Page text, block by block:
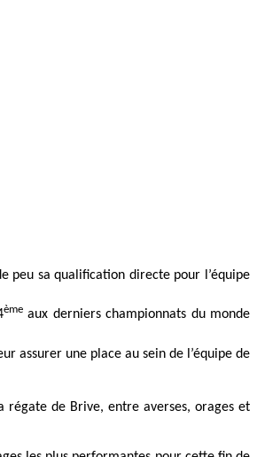
peu sa qualification directe pour l’équipe
èmeaux derniers championnats du monde
assurer une place au sein de l’équipe de
régate de Brive, entre averses, orages et